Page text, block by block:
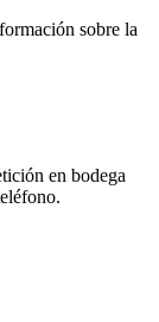
sobre la
en bodega